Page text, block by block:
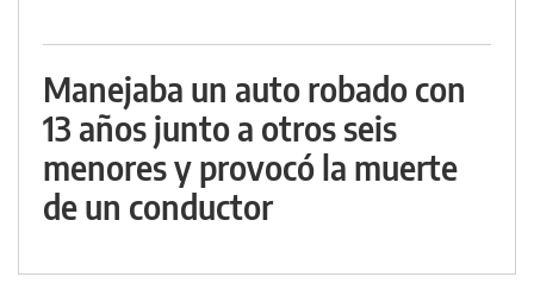
Manejaba un auto robado con
13 años junto a otros seis
menores y provocó la muerte
de un conductor